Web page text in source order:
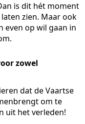
is dit hét moment
zien. Maar ook
even op wil gaan in
zowel
dat de Vaartse
om te
uit het verleden!